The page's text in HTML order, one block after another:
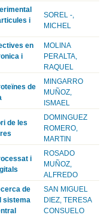
i
SOREL -,
MICHEL
en
i
MOLINA
PERALTA,
RAQUEL
de
MINGARRO
MUÑOZ,
ISMAEL
de les
DOMINGUEZ
ROMERO,
MARTIN
i
ROSADO
MUÑOZ,
ALFREDO
de
sistema
SAN MIGUEL
DIEZ, TERESA
CONSUELO